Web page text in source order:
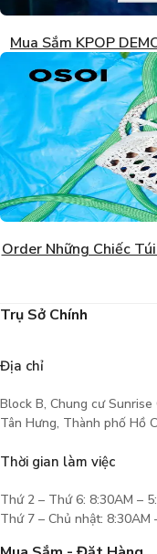
Mua Sắm KPOP
Order Những Chiếc
Trụ Sở Chính
Địa chỉ
Block B, Chung cư
Tân Hưng, Thành phố Hồ
Thời gian làm việc
Thứ 2 – Thứ 6: 8:30AM –
Thứ 7 – Chủ nhật: 8:30AM